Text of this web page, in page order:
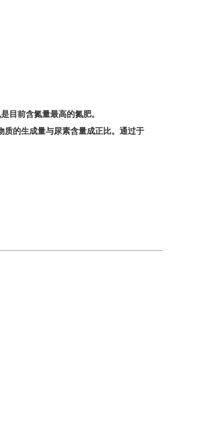
目前含氮量最高的氮肥。
质的生成量与尿素含量成正比。通过于